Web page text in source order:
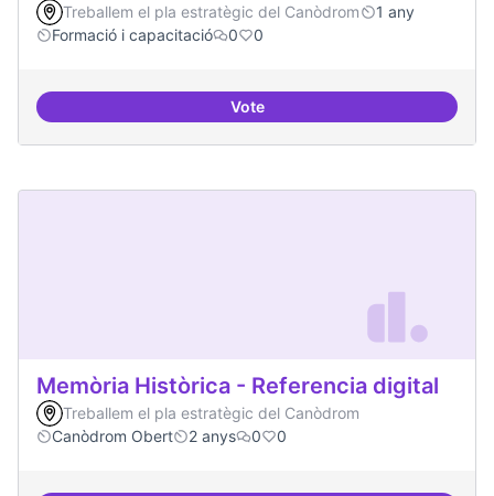
Treballem el pla estratègic del Canòdrom
1 any
Formació i capacitació
0 0
VoteSensibilització FLOSS
Memòria Històrica - Referencia digital
Treballem el pla estratègic del Canòdrom
Canòdrom Obert
2 anys 0 0